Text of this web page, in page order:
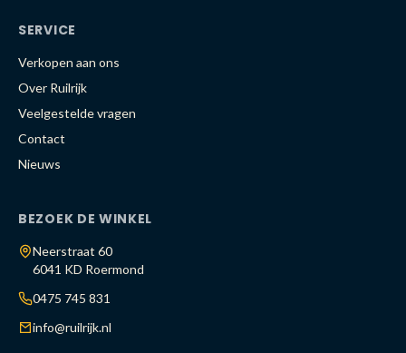
SERVICE
Verkopen aan ons
Over Ruilrijk
Veelgestelde vragen
Contact
Nieuws
BEZOEK DE WINKEL
Neerstraat 60
6041 KD Roermond
0475 745 831
info@ruilrijk.nl